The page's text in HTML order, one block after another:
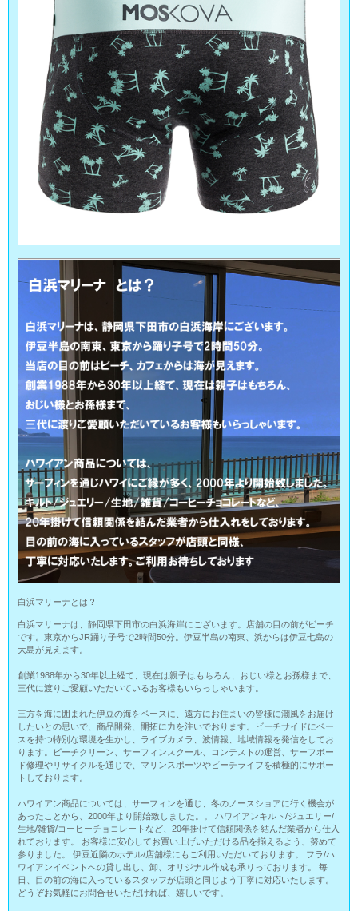
白浜マリーナとは？
白浜マリーナは、静岡県下田市の白浜海岸にございます。店舗の目の前がビーチ
です。東京からJR踊り子号で2時間50分。伊豆半島の南東、浜からは伊豆七島の
大島が見えます。
創業1988年から30年以上経て、現在は親子はもちろん、おじい様とお孫様まで、
三代に渡りご愛顧いただいているお客様もいらっしゃいます。
三方を海に囲まれた伊豆の海をベースに、遠方にお住まいの皆様に潮風をお届け
したいとの思いで、商品開発、開拓に力を注いでおります。ビーチサイドにベー
スを持つ特別な環境を生かし、ライブカメラ、波情報、地域情報を発信をしてお
ります。ビーチクリーン、サーフィンスクール、コンテストの運営、サーフボー
ド修理やリサイクルを通じで、マリンスポーツやビーチライフを積極的にサポー
トしております。
ハワイアン商品については、サーフィンを通じ、冬のノースショアに行く機会が
あったことから、2000年より開始致しました。。 ハワイアンキルト/ジュエリー/
生地/雑貨/コーヒーチョコレートなど、20年掛けて信頼関係を結んだ業者から仕入
れております。 お客様に安心してお買い上げいただける品を揃えるよう、努めて
参りました。 伊豆近隣のホテル/店舗様にもご利用いただいております。 フラ/ハ
ワイアンイベントへの貸し出し、卸、オリジナル作成も承りっております。 毎
日、目の前の海に入っているスタッフが店頭と同じよう丁寧に対応いたします。
どうぞお気軽にお問合せいただければ、嬉しいです。